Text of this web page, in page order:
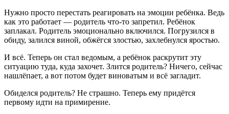
Нужно просто перестать реагировать на эмоции ребёнка. Ведь
как это работает — родитель что-то запретил. Ребёнок
заплакал. Родитель эмоционально включился. Погрузился в
обиду, залился виной, обжёгся злостью, захлебнулся яростью.
И всё. Теперь он стал ведомым, а ребёнок раскрутит эту
ситуацию туда, куда захочет. Злится родитель? Ничего, сейчас
нашлёпает, а вот потом будет виноватым и всё загладит.
Обиделся родитель? Не страшно. Теперь ему придётся
первому идти на примирение.